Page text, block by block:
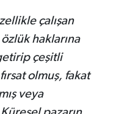
çalışan
haklarına
çeşitli
olmuş, fakat
veya